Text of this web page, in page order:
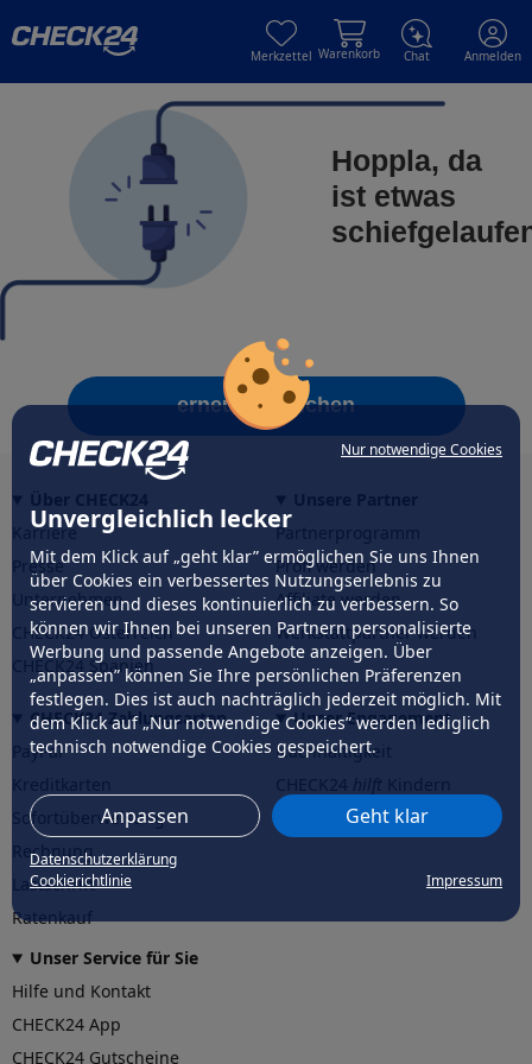
Nur notwendige Cookies
Unvergleichlich lecker
Mit dem Klick auf „geht klar” ermöglichen Sie uns Ihnen
über Cookies ein verbessertes Nutzungserlebnis zu
servieren und dieses kontinuierlich zu verbessern. So
können wir Ihnen bei unseren Partnern personalisierte
Werbung und passende Angebote anzeigen. Über
„anpassen” können Sie Ihre persönlichen Präferenzen
festlegen. Dies ist auch nachträglich jederzeit möglich. Mit
dem Klick auf „Nur notwendige Cookies” werden lediglich
technisch notwendige Cookies gespeichert.
Anpassen Geht klar
Datenschutzerklärung
Cookierichtlinie
Impressum
Merkzettel Warenkorb Chat Anmelden
Hoppla, da
ist etwas
erneut versuchen
Karriere
Presse
Unternehmen
CHECK24 Österreich
CHECK24 Spanien
Partnerprogramm
Profi werden
Affiliate werden
Werkstattpartner werden
CHECK24 Zahlungsarten
PayPal
Sofortüberweisung
Rechnung
Lastschrift
Ratenkauf
Unser Engagement
Nachhaltigkeit
CHECK24hilftder Natur
Unser Service für Sie
Hilfe und Kontakt
CHECK24 App
CHECK24 Gutscheine